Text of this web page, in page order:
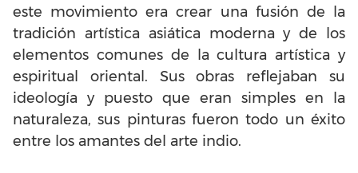
este movimiento era crear una fusión de la
tradición artística asiática moderna y de los
elementos comunes de la cultura artística y
espiritual oriental. Sus obras reflejaban su
ideología y puesto que eran simples en la
naturaleza, sus pinturas fueron todo un éxito
entre los amantes del arte indio.